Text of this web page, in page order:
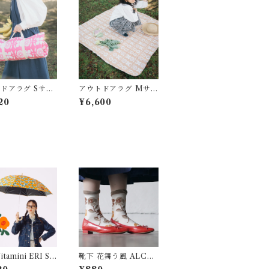
アラグ Sサイ
アウトドアラグ Mサ
イズ 正方形 花壇にな
らんだお花 ALCEDO
¥6,600
靴下 花舞う風 ALCE
DO